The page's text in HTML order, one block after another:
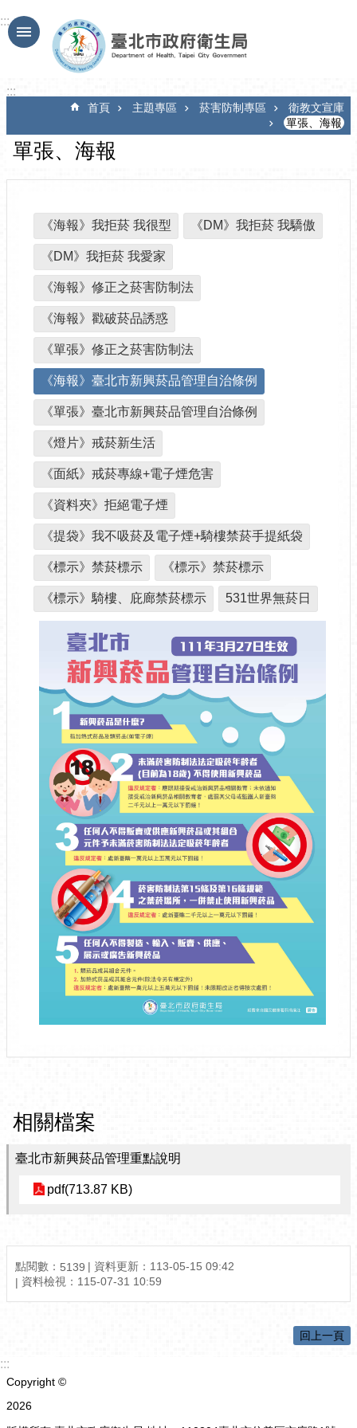
跳到主要內容區塊
:::
:::
首頁 主題專區 菸害防制專區
衛教文宣庫
單張、海報
單張、海報
《海報》我拒菸 我很型 《DM》我拒菸 我驕傲
《DM》我拒菸 我愛家
《海報》修正之菸害防制法
《海報》戳破菸品誘惑
《單張》修正之菸害防制法
《海報》臺北市新興菸品管理自治條例
《單張》臺北市新興菸品管理自治條例
《燈片》戒菸新生活
《面紙》戒菸專線+電子煙危害
《資料夾》拒絕電子煙
《提袋》我不吸菸及電子煙+騎樓禁菸手提紙袋
《標示》禁菸標示 《標示》禁菸標示
《標示》騎樓、庇廊禁菸標示 531世界無菸日
相關檔案
臺北市新興菸品管理重點說明
pdf(713.87 KB)
點閱數： 5139 資料更新： 113-05-15 09:42
資料檢視： 115-07-31 10:59
回上一頁
:::
Copyright ©
2026